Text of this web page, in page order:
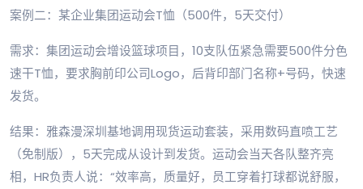
案例二：某企业集团运动会T恤（500件，5天交付）
需求：集团运动会增设篮球项目，10支队伍紧急需要500件分色
速干T恤，要求胸前印公司Logo，后背印部门名称+号码，快速
发货。
结果：雅森漫深圳基地调用现货运动套装，采用数码直喷工艺
（免制版），5天完成从设计到发货。运动会当天各队整齐亮
相，HR负责人说：“效率高，质量好，员工穿着打球都说舒服，